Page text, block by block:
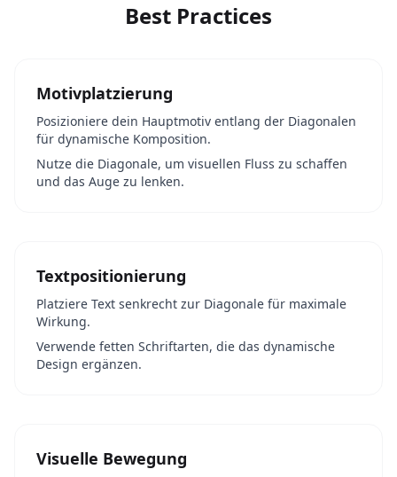
Best Practices
Motivplatzierung
Posizioniere dein Hauptmotiv entlang der Diagonalen
für dynamische Komposition.
Nutze die Diagonale, um visuellen Fluss zu schaffen
und das Auge zu lenken.
Textpositionierung
Platziere Text senkrecht zur Diagonale für maximale
Wirkung.
Verwende fetten Schriftarten, die das dynamische
Design ergänzen.
Visuelle Bewegung